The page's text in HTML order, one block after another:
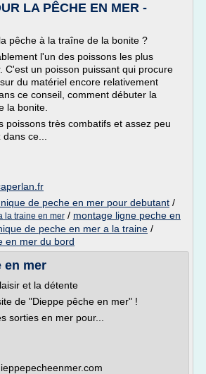
LA PÊCHE EN MER -
pêche à la traîne de la bonite ?
l'un des poissons les plus
C'est un poisson puissant qui procure
du matériel encore relativement
ce conseil, comment débuter la
la bonite.
poissons très combatifs et assez peu
ce...
de peche en mer pour debutant /
la traine en mer / montage ligne peche en
de peche en mer a la traine /
en mer du bord
en mer
et la détente
de "Dieppe pêche en mer" !
sorties en mer pour...